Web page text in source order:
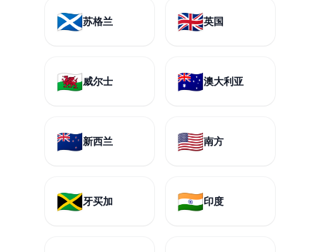
🏴󠁧󠁢󠁳󠁣󠁴󠁿苏格兰 🇬🇧英国
🏴󠁧󠁢󠁷󠁬󠁳󠁿威尔士 🇦🇺澳大利亚
🇳🇿新西兰 🇺🇸南方
🇯🇲牙买加 🇮🇳印度